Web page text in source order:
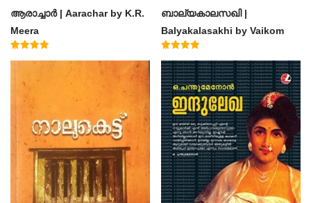
ആരാച്ചാര്‍ | Aarachar by K.R.
Meera
ബാല്യകാലസഖി |
Balyakalasakhi by Vaikom
Muhammad Basheer
4.60
out of 5